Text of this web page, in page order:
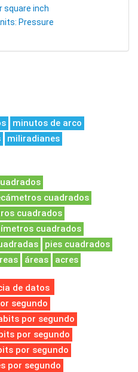
square inch
Pressure
minutos de arco
miliradianes
cuadrados
cuadrados
cuadrados
pies cuadrados
áreas acres
de datos
segundo
por segundo
por segundo
por segundo
por segundo